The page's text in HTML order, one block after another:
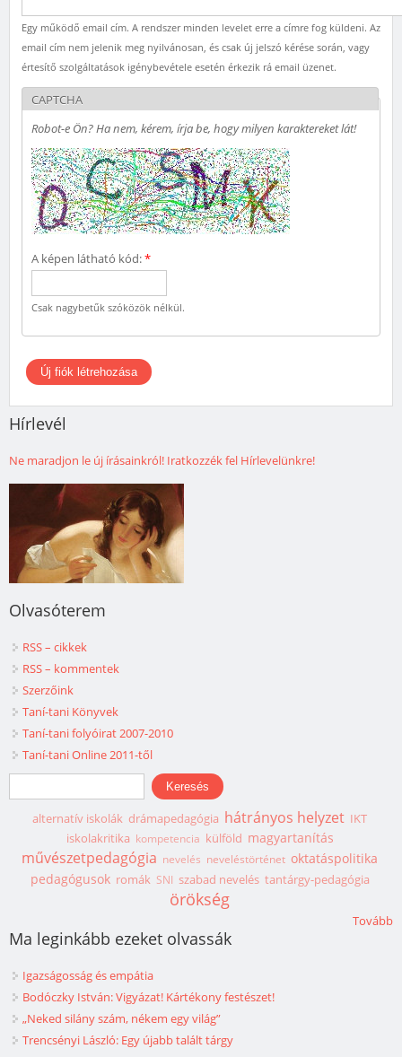
Egy működő email cím. A rendszer minden levelet erre a címre fog küldeni. Az
email cím nem jelenik meg nyilvánosan, és csak új jelszó kérése során, vagy
értesítő szolgáltatások igénybevétele esetén érkezik rá email üzenet.
CAPTCHA
Robot-e Ön? Ha nem, kérem, írja be, hogy milyen karaktereket lát!
A képen látható kód:*
Csak nagybetűk szóközök nélkül.
Hírlevél
Ne maradjon le új írásainkról! Iratkozzék fel Hírlevelünkre!
Olvasóterem
RSS – cikkek
RSS – kommentek
Szerzőink
Taní-tani Könyvek
Taní-tani folyóirat 2007-2010
Taní-tani Online 2011-től
Keresés űrlap
Keresés
alternatív iskolák drámapedagógia hátrányos helyzet IKT
iskolakritika kompetencia külföld magyartanítás
művészetpedagógia nevelés neveléstörténet oktatáspolitika
pedagógusok romák SNI szabad nevelés tantárgy-pedagógia
örökség
Tovább
Ma leginkább ezeket olvassák
Igazságosság és empátia
Bodóczky István: Vigyázat! Kártékony festészet!
„Neked silány szám, nékem egy világ”
Trencsényi László: Egy újabb talált tárgy